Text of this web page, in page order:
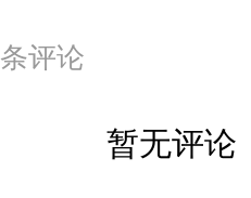
条评论
暂无评论